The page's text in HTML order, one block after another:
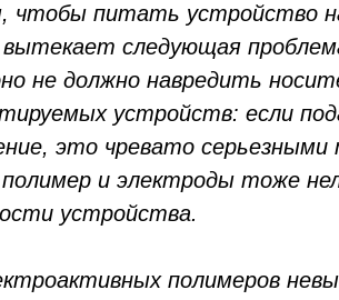
питать устройство
следующая
не должно навредить
устройств: если
это чревато
и электроды тоже
устройства.
полимеров